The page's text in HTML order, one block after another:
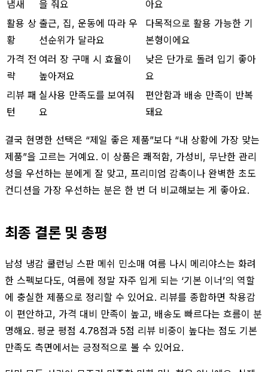
냄새
을 줘요
아요
활용 상
황
출근, 집, 운동에 따라 우
선순위가 달라요
다목적으로 활용 가능한 기
본형이에요
가격 전
략
여러 장 구매 시 효율이
높아져요
낮은 단가로 돌려 입기 좋아
요
리뷰 패
턴
실사용 만족도를 보여줘
요
편안함과 배송 만족이 반복
돼요
결국 현명한 선택은 “제일 좋은 제품”보다 “내 상황에 가장 맞는
제품”을 고르는 거예요. 이 상품은 쾌적함, 가성비, 무난한 관리
성을 우선하는 분에게 잘 맞고, 프리미엄 감촉이나 완벽한 초도
컨디션을 가장 우선하는 분은 한 번 더 비교해보는 게 좋아요.
최종 결론 및 총평
남성 냉감 쿨런닝 스판 메쉬 민소매 여름 나시 메리야스는 화려
한 스펙보다도, 여름에 정말 자주 입게 되는 ‘기본 이너’의 역할
에 충실한 제품으로 정리할 수 있어요. 리뷰를 종합하면 착용감
이 편안하고, 가격 대비 만족이 높고, 배송도 빠르다는 흐름이 분
명해요. 평균 평점 4.78점과 5점 리뷰 비중이 높다는 점도 기본
만족도 측면에서는 긍정적으로 볼 수 있어요.